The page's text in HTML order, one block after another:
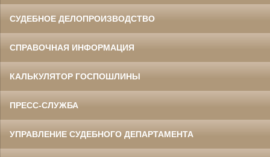
СУДЕБНОЕ ДЕЛОПРОИЗВОДСТВО
СПРАВОЧНАЯ ИНФОРМАЦИЯ
КАЛЬКУЛЯТОР ГОСПОШЛИНЫ
ПРЕСС-СЛУЖБА
УПРАВЛЕНИЕ СУДЕБНОГО ДЕПАРТАМЕНТА